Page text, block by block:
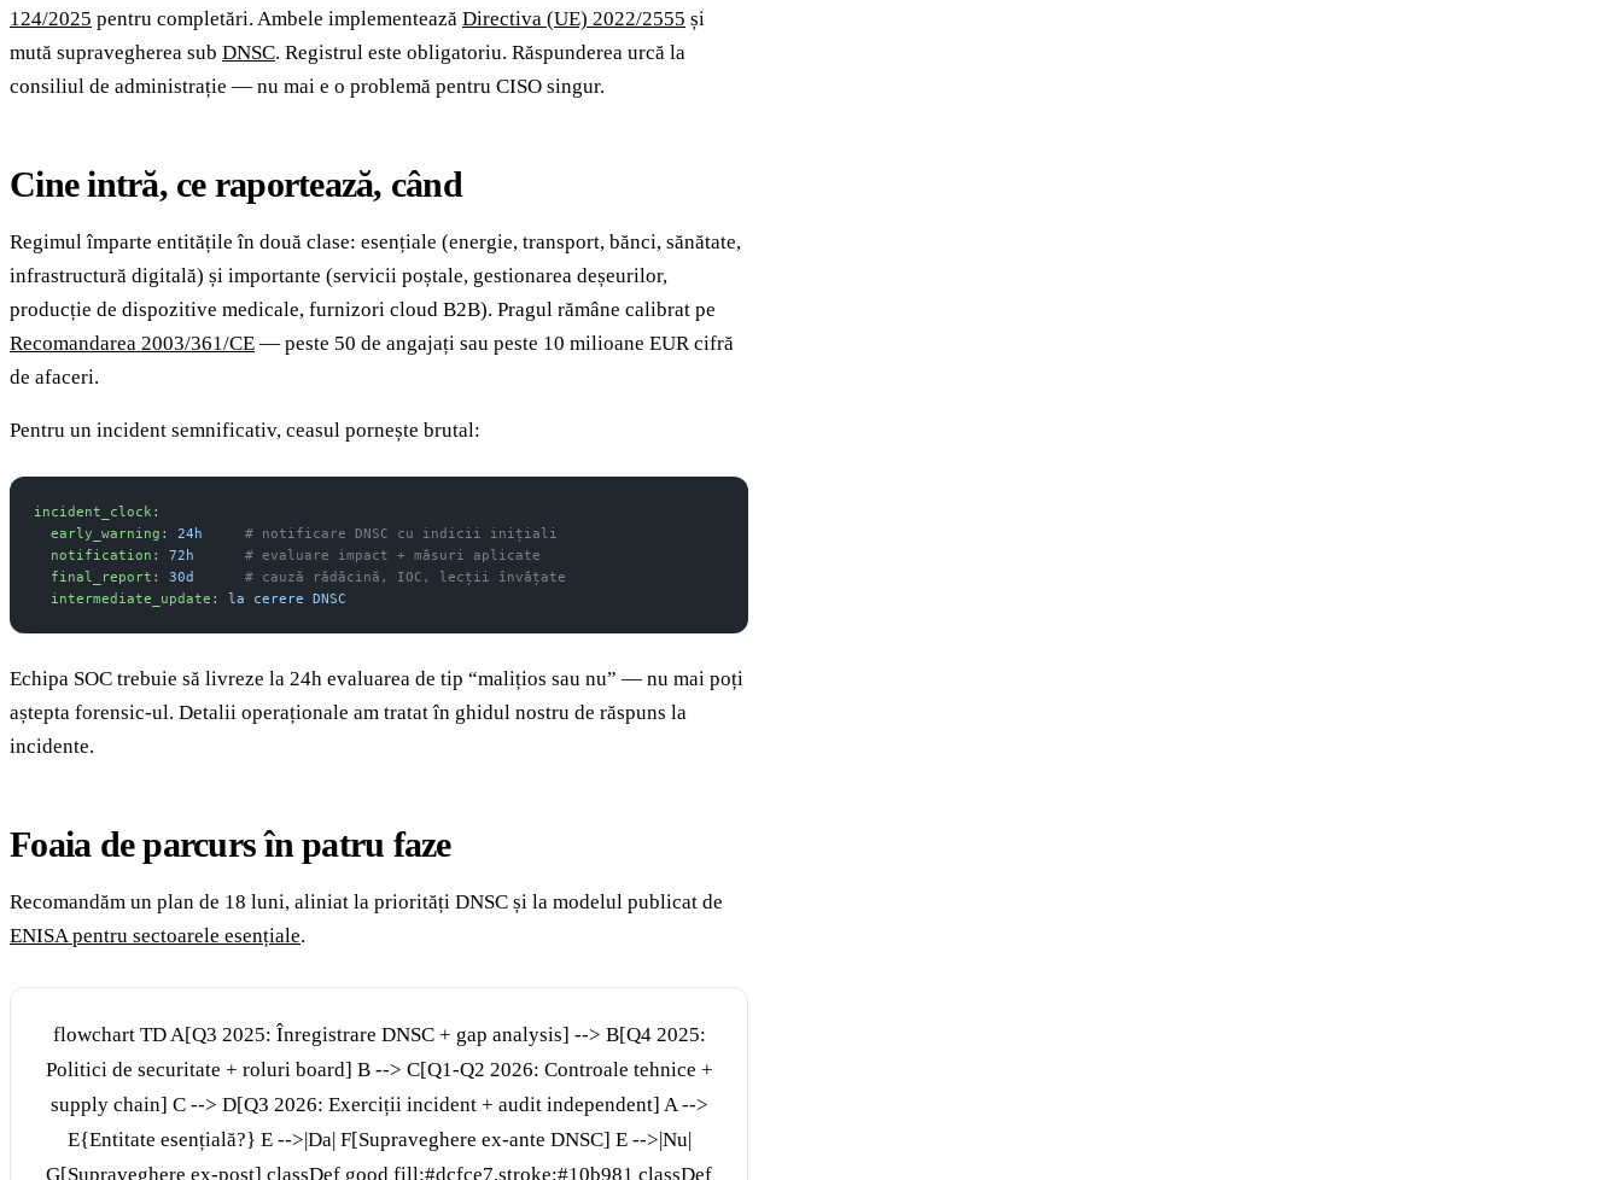
124/2025 pentru completări. Ambele implementează Directiva (UE) 2022/2555 și
mută supravegherea sub DNSC. Registrul este obligatoriu. Răspunderea urcă la
consiliul de administrație — nu mai e o problemă pentru CISO singur.
Cine intră, ce raportează, când
Regimul împarte entitățile în două clase: esențiale (energie, transport, bănci, sănătate,
infrastructură digitală) și importante (servicii poștale, gestionarea deșeurilor,
producție de dispozitive medicale, furnizori cloud B2B). Pragul rămâne calibrat pe
Recomandarea 2003/361/CE — peste 50 de angajați sau peste 10 milioane EUR cifră
de afaceri.
Pentru un incident semnificativ, ceasul pornește brutal:
incident_clock:
  early_warning
: 24h
     # notificare DNSC cu indicii inițiali
  notification
: 72h
      # evaluare impact + măsuri aplicate
  final_report
: 30d
      # cauză rădăcină, IOC, lecții învățate
  intermediate_update
: la cerere DNSC
Echipa SOC trebuie să livreze la 24h evaluarea de tip “malițios sau nu” — nu mai poți
aștepta forensic-ul. Detalii operaționale am tratat în ghidul nostru de răspuns la
incidente.
Foaia de parcurs în patru faze
Recomandăm un plan de 18 luni, aliniat la priorități DNSC și la modelul publicat de
ENISA pentru sectoarele esențiale.
flowchart TD A[Q3 2025: Înregistrare DNSC + gap analysis] --> B[Q4 2025:
Politici de securitate + roluri board] B --> C[Q1-Q2 2026: Controale tehnice +
supply chain] C --> D[Q3 2026: Exerciții incident + audit independent] A -->
E{Entitate esențială?} E -->|Da| F[Supraveghere ex-ante DNSC] E -->|Nu|
G[Supraveghere ex-post] classDef good fill:#dcfce7,stroke:#10b981 classDef